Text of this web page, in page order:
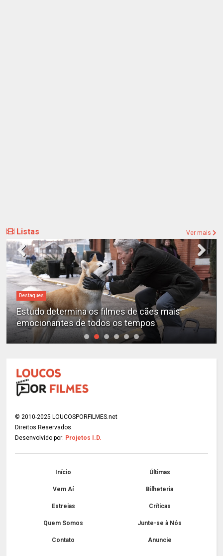
Listas Ver mais
Destaques
“A Entidade” é o filme de terror mais assustador
de todos os tempos, segundo a ciência
© 2010-2025 LOUCOSPORFILMES.net
Direitos Reservados.
Desenvolvido por: Projetos I.D.
Início Últimas
Vem Aí Bilheteria
Estreias Críticas
Quem Somos Junte-se à Nós
Contato Anuncie